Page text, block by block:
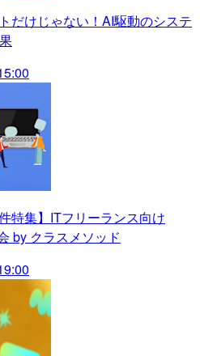
だけじゃない！AI駆動のシステ
特集】ITフリーランス向け
by クラスメソッド